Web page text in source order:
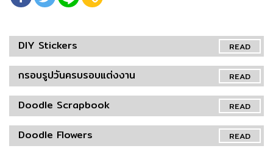
READ
DIY Stickers
READ
กรอบรูปวันครบรอบแต่งงาน
READ
Doodle Scrapbook
READ
Doodle Flowers